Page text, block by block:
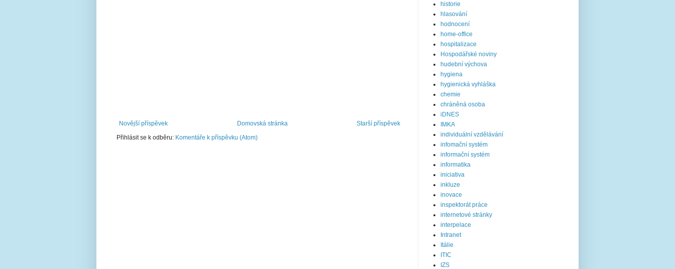
Novější příspěvek Starší příspěvek
Domovská stránka
Přihlásit se k odběru: Komentáře k příspěvku (Atom)
historie
hlasování
hodnocení
home-office
hospitalizace
Hospodářské noviny
hudební výchova
hygiena
hygienická vyhláška
chemie
chráněná osoba
iDNES
IMKA
individuální vzdělávání
infomační systém
informační systém
informatika
iniciativa
inkluze
inovace
inspektorát práce
internetové stránky
interpelace
Intranet
Itálie
ITIC
IZS